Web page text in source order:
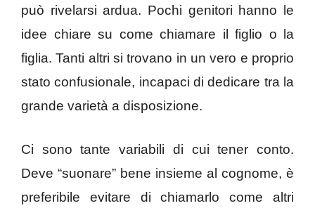
può rivelarsi ardua. Pochi genitori hanno le
idee chiare su come chiamare il figlio o la
figlia. Tanti altri si trovano in un vero e proprio
stato confusionale, incapaci di dedicare tra la
grande varietà a disposizione.
Ci sono tante variabili di cui tener conto.
Deve “suonare” bene insieme al cognome, è
preferibile evitare di chiamarlo come altri